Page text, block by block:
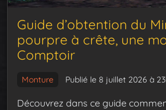
Guide d’obtention du
pourpre à crête, une
Comptoir
Monture Publié le 8 juillet 2026 à
Découvrez dans ce guide